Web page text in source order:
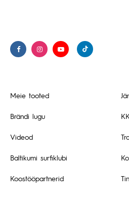
Meie tooted
Brändi lugu
Videod
Baltikumi surfiklubi
Koostööpartnerid